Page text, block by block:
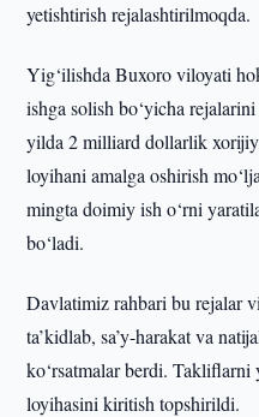
yetishtirish rejalashtirilmoqda.
Yig‘ilishda Buxoro viloyati
ishga solish bo‘yicha
yilda 2 milliard dollarlik
loyihani amalga oshirish
mingta doimiy ish o‘rni
bo‘ladi.
Davlatimiz rahbari bu rejalar
ta’kidlab, sa’y-harakat va
ko‘rsatmalar berdi.
loyihasini kiritish topshirildi.